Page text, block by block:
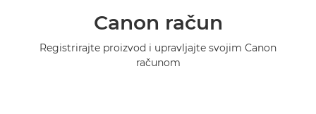
Canon račun
Registrirajte proizvod i upravljajte svojim Canon
računom